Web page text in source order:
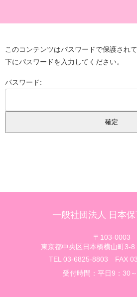
このコンテンツはパスワードで保護され
下にパスワードを入力してください。
パスワード:
一般社団法人 日本
〒103-0003
東京都中央区日本橋横山町3-
TEL 03-6825-8803 FAX
受付時間：平日9：30